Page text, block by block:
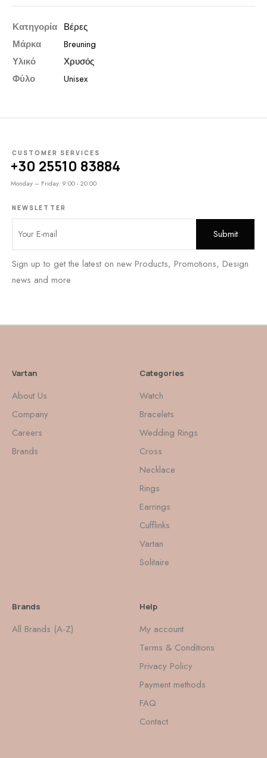
Κατηγορία Βέρες
Μάρκα
Breuning
Υλικό
Χρυσός
Φύλο
Unisex
CUSTOMER SERVICES
+30 25510 83884
Monday – Friday: 9:00 - 20:00
NEWSLETTER
Sign up to get the latest on new Products, Promotions, Design
news and more
Vartan
About Us
Company
Careers
Brands
Categories
Watch
Bracelets
Wedding Rings
Cross
Necklace
Rings
Earrings
Cufflinks
Vartan
Solitaire
Brands
All Brands (A-Z)
Help
My account
Terms & Conditions
Privacy Policy
Payment methods
FAQ
Contact